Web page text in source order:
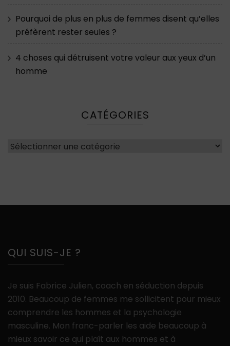
Pourquoi de plus en plus de femmes disent qu’elles
préfèrent rester seules ?
4 choses qui détruisent votre valeur aux yeux d’un
homme
CATÉGORIES
Catégories
QUI SUIS-JE ?
Je suis Fabrice Julien, coach en séduction depuis
2010. Beaucoup de femmes me sollicitent pour mieux
comprendre les hommes et la psychologie
masculine. Mon franc-parler les aide beaucoup à
mieux savoir ce qui plaît aux hommes et à